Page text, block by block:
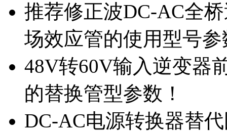
推荐修正波DC-AC全
场效应管的使用型号参
48V转60V输入逆变器
的替换管型参数！
DC-AC电源转换器替